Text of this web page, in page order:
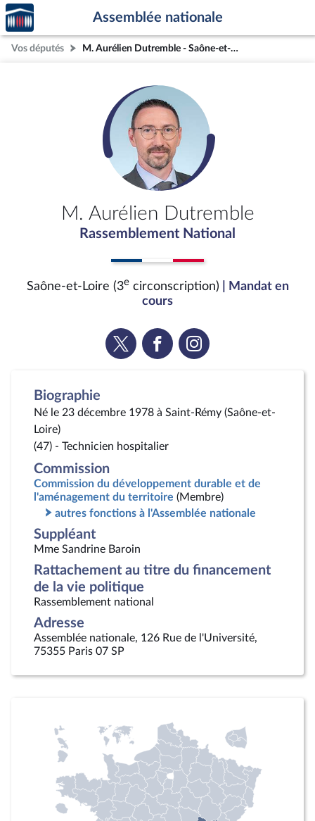
Aller au contenu
Aller en bas de la page
Accèder
à la
page
d'accueil
Assemblée nationale
Vos députés M. Aurélien Dutremble - Saône-et-Loire (3e circonscription)
M. Aurélien Dutremble
Rassemblement National
Saône-et-Loire (3ecirconscription)
| Mandat en
cours
Voir
la
Voir
la
Voir
la
Biographie
Né le 23 décembre 1978 à Saint-Rémy (Saône-et-
Loire)
(47) - Technicien hospitalier
Commission
Commission du développement durable et de
l'aménagement du territoire (Membre)
autres fonctions à l'Assemblée nationale
Suppléant
Mme Sandrine Baroin
Rattachement au titre du financement
de la vie politique
Rassemblement national
Adresse
Assemblée nationale, 126 Rue de l'Université,
75355 Paris 07 SP